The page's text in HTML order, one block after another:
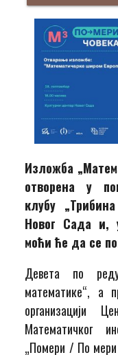
Изложба
отворена у
клубу
Новог Сада и,
моћи ће да се
Девета по
математике“, а
организацији
Математичког
„Помери / По мери